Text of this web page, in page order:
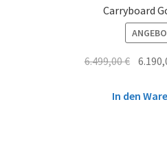
Carryboard
6.499,00€
In den